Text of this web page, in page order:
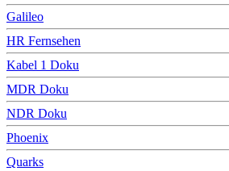
Galileo
HR Fernsehen
Kabel 1 Doku
MDR Doku
NDR Doku
Phoenix
Quarks